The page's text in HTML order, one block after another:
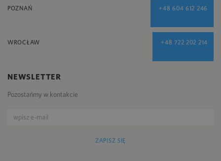
POZNAŃ +48 604 612 246
WROCŁAW +48 722 202 214
NEWSLETTER
Pozostańmy w kontakcie
ZAPISZ SIĘ